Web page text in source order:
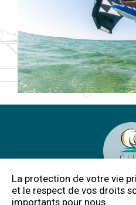
Club Nautique du Rohu